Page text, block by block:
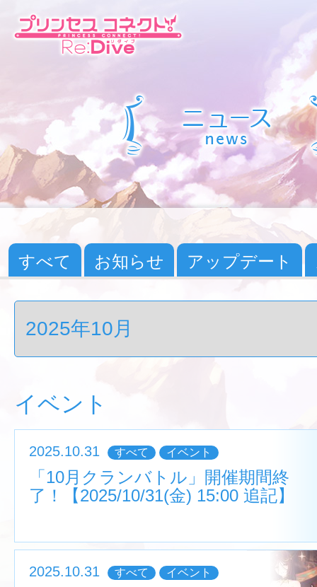
すべて お知らせ アップデート
イベント
2025.10.31 すべて イベント
「10月クランバトル」開催期間終
了！【2025/10/31(金) 15:00 追記】
2025.10.31 すべて イベント